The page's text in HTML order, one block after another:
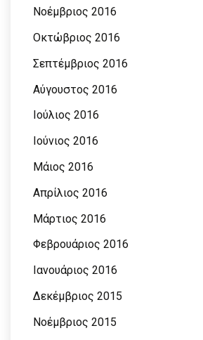
Νοέμβριος 2016
Οκτώβριος 2016
Σεπτέμβριος 2016
Αύγουστος 2016
Ιούλιος 2016
Ιούνιος 2016
Μάιος 2016
Απρίλιος 2016
Μάρτιος 2016
Φεβρουάριος 2016
Ιανουάριος 2016
Δεκέμβριος 2015
Νοέμβριος 2015